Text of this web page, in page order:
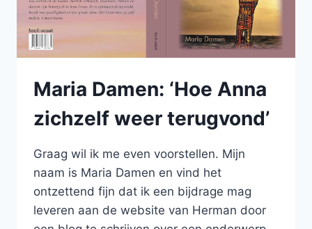
Maria Damen: ‘Hoe Anna
zichzelf weer terugvond’
Graag wil ik me even voorstellen. Mijn
naam is Maria Damen en vind het
ontzettend fijn dat ik een bijdrage mag
leveren aan de website van Herman door